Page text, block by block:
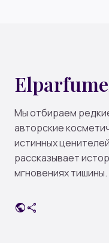
Мы отбираем
авторские
истинных
рассказывает
мгновениях тишины.
publicshare